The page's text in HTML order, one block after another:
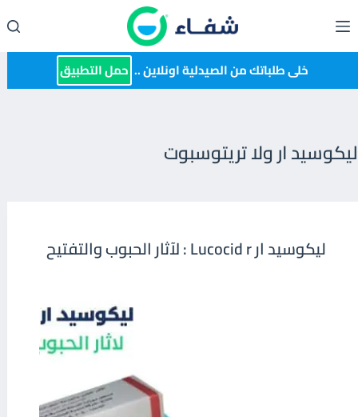
إلى
المحتوى خلى طلباتك من الصيدلية اونلاين .. حمل التطبيق
ليكوسيد ار ولا تريتوسبوت
ليكوسيد ار Lucocid r : لآثار الحبوب والتفتيح